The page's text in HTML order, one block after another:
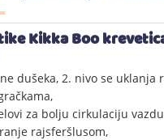
Kikka Boo
dušeka, 2. nivo se uklanja
za bolju cirkulaciju
rajsferšlusom,